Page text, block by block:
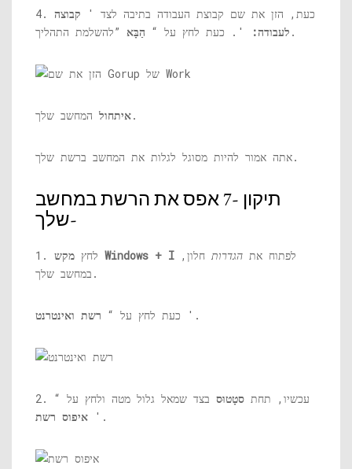
4. כעת, הזן את שם קבוצת העבודה בתיבה לצד ' קבוצה
לעבודה:
'. כעת לחץ על “ הַבָּא ”להשלמת התהליך.
איתחולהמחשב שלך.
אתה אמור להיות מסוגל לגלות את המחשב ברשת שלך.
תיקון -7 אפס את הרשת במחשב
שלך-
1. לחץ מקש Windows + I לפתוח את הגדרות חלון,
במחשב שלך.
כעת לחץ על “ רשת ואינטרנט '.
2. עכשיו, תחת סטָטוּס בצד שמאל גלול מטה ולחץ על “
איפוס רשת '.